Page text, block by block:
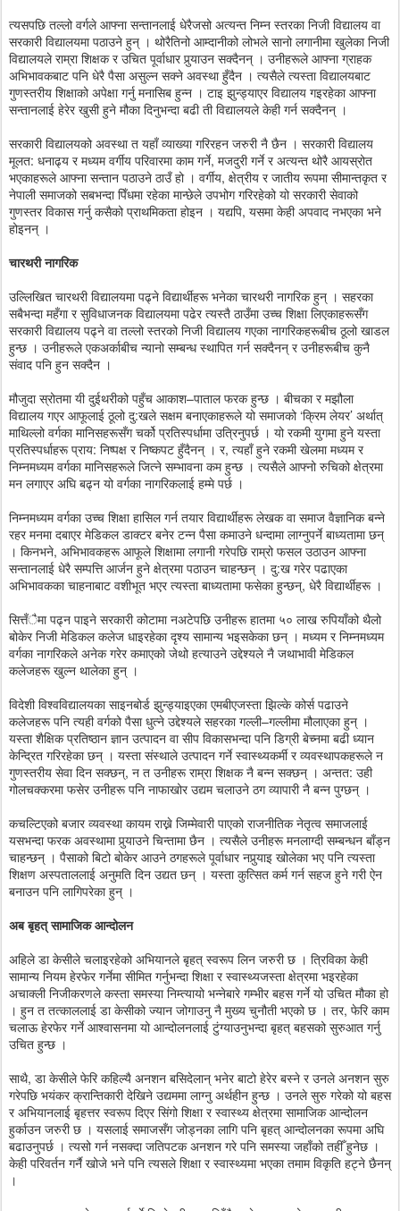
त्यसपछि तल्लो वर्गले आफ्ना सन्तानलाई धेरैजसो अत्यन्त निम्न स्तरका निजी विद्यालय वा
सरकारी विद्यालयमा पठाउने हुन् । थोरैतिनो आम्दानीको लोभले सानो लगानीमा खुलेका निजी
विद्यालयले राम्रा शिक्षक र उचित पूर्वाधार पुर्‍याउन सक्दैनन् । उनीहरूले आफ्ना ग्राहक
अभिभावकबाट पनि धेरै पैसा असुल्न सक्ने अवस्था हुँदैन । त्यसैले त्यस्ता विद्यालयबाट
गुणस्तरीय शिक्षाको अपेक्षा गर्नु मनासिब हुन्न । टाइ झुन्ड्याएर विद्यालय गइरहेका आफ्ना
सन्तानलाई हेरेर खुसी हुने मौका दिनुभन्दा बढी ती विद्यालयले केही गर्न सक्दैनन् ।
सरकारी विद्यालयको अवस्था त यहाँ व्याख्या गरिरहन जरुरी नै छैन । सरकारी विद्यालय
मूलत: धनाढ्य र मध्यम वर्गीय परिवारमा काम गर्ने, मजदुरी गर्ने र अत्यन्त थोरै आयस्रोत
भएकाहरूले आफ्ना सन्तान पठाउने ठाउँ हो । वर्गीय, क्षेत्रीय र जातीय रूपमा सीमान्तकृत र
नेपाली समाजको सबभन्दा पिँधमा रहेका मान्छेले उपभोग गरिरहेको यो सरकारी सेवाको
गुणस्तर विकास गर्नु कसैको प्राथमिकता होइन । यद्यपि, यसमा केही अपवाद नभएका भने
होइनन् ।
चारथरी नागरिक
उल्लिखित चारथरी विद्यालयमा पढ्ने विद्यार्थीहरू भनेका चारथरी नागरिक हुन् । सहरका
सबैभन्दा महँगा र सुविधाजनक विद्यालयमा पढेर त्यस्तै ठाउँमा उच्च शिक्षा लिएकाहरूसँग
सरकारी विद्यालय पढ्ने वा तल्लो स्तरको निजी विद्यालय गएका नागरिकहरूबीच ठूलो खाडल
हुन्छ । उनीहरूले एकअर्काबीच न्यानो सम्बन्ध स्थापित गर्न सक्दैनन् र उनीहरूबीच कुनै
संवाद पनि हुन सक्दैन ।
मौजुदा स्रोतमा यी दुईथरीको पहुँच आकाश–पाताल फरक हुन्छ । बीचका र मझौला
विद्यालय गएर आफूलाई ठूलो दु:खले सक्षम बनाएकाहरूले यो समाजको ‘क्रिम लेयर’ अर्थात्
माथिल्लो वर्गका मानिसहरूसँग चर्को प्रतिस्पर्धामा उत्रिनुपर्छ । यो रकमी युगमा हुने यस्ता
प्रतिस्पर्धाहरू प्राय: निष्पक्ष र निष्कपट हुँदैनन् । र, त्यहाँ हुने रकमी खेलमा मध्यम र
निम्नमध्यम वर्गका मानिसहरूले जित्ने सम्भावना कम हुन्छ । त्यसैले आफ्नो रुचिको क्षेत्रमा
मन लगाएर अघि बढ्न यो वर्गका नागरिकलाई हम्मे पर्छ ।
निम्नमध्यम वर्गका उच्च शिक्षा हासिल गर्न तयार विद्यार्थीहरू लेखक वा समाज वैज्ञानिक बन्ने
रहर मनमा दबाएर मेडिकल डाक्टर बनेर टन्न पैसा कमाउने धन्दामा लाग्नुपर्ने बाध्यतामा छन्
। किनभने, अभिभावकहरू आफूले शिक्षामा लगानी गरेपछि राम्रो फसल उठाउन आफ्ना
सन्तानलाई धेरै सम्पत्ति आर्जन हुने क्षेत्रमा पठाउन चाहन्छन् । दु:ख गरेर पढाएका
अभिभावकका चाहनाबाट वशीभूत भएर त्यस्ता बाध्यतामा फसेका हुन्छन्, धेरै विद्यार्थीहरू ।
सित्तँैमा पढ्न पाइने सरकारी कोटामा नअटेपछि उनीहरू हातमा ५० लाख रुपियाँको थैलो
बोकेर निजी मेडिकल कलेज धाइरहेका दृश्य सामान्य भइसकेका छन् । मध्यम र निम्नमध्यम
वर्गका नागरिकले अनेक गरेर कमाएको जेथो हत्याउने उद्देश्यले नै जथाभावी मेडिकल
कलेजहरू खुल्न थालेका हुन् ।
विदेशी विश्वविद्यालयका साइनबोर्ड झुन्ड्याइएका एमबीएजस्ता झिल्के कोर्स पढाउने
कलेजहरू पनि त्यही वर्गको पैसा धुत्ने उद्देश्यले सहरका गल्ली–गल्लीमा मौलाएका हुन् ।
यस्ता शैक्षिक प्रतिष्ठान ज्ञान उत्पादन वा सीप विकासभन्दा पनि डिग्री बेच्नमा बढी ध्यान
केन्द्रित गरिरहेका छन् । यस्ता संस्थाले उत्पादन गर्ने स्वास्थ्यकर्मी र व्यवस्थापकहरूले न
गुणस्तरीय सेवा दिन सक्छन्, न त उनीहरू राम्रा शिक्षक नै बन्न सक्छन् । अन्तत: उही
गोलचक्करमा फसेर उनीहरू पनि नाफाखोर उद्यम चलाउने ठग व्यापारी नै बन्न पुग्छन् ।
कचल्टिएको बजार व्यवस्था कायम राख्ने जिम्मेवारी पाएको राजनीतिक नेतृत्व समाजलाई
यसभन्दा फरक अवस्थामा पुर्‍याउने चिन्तामा छैन । त्यसैले उनीहरू मनलाग्दी सम्बन्धन बाँड्न
चाहन्छन् । पैसाको बिटो बोकेर आउने ठगहरूले पूर्वाधार नपुर्‍याइ खोलेका भए पनि त्यस्ता
शिक्षण अस्पताललाई अनुमति दिन उद्यत छन् । यस्ता कुत्सित कर्म गर्न सहज हुने गरी ऐन
बनाउन पनि लागिपरेका हुन् ।
अब बृहत् सामाजिक आन्दोलन
अहिले डा केसीले चलाइरहेको अभियानले बृहत् स्वरूप लिन जरुरी छ । त्रिविका केही
सामान्य नियम हेरफेर गर्नेमा सीमित गर्नुभन्दा शिक्षा र स्वास्थ्यजस्ता क्षेत्रमा भइरहेका
अचाक्ली निजीकरणले कस्ता समस्या निम्त्यायो भन्नेबारे गम्भीर बहस गर्ने यो उचित मौका हो
। हुन त तत्काललाई डा केसीको ज्यान जोगाउनु नै मुख्य चुनौती भएको छ । तर, फेरि काम
चलाऊ हेरफेर गर्ने आश्वासनमा यो आन्दोलनलाई टुंग्याउनुभन्दा बृहत् बहसको सुरुआत गर्नु
उचित हुन्छ ।
साथै, डा केसीले फेरि कहिल्यै अनशन बसिदेलान् भनेर बाटो हेरेर बस्ने र उनले अनशन सुरु
गरेपछि भयंकर क्रान्तिकारी देखिने उद्यममा लाग्नु अर्थहीन हुन्छ । उनले सुरु गरेको यो बहस
र अभियानलाई बृहत्तर स्वरूप दिएर सिंगो शिक्षा र स्वास्थ्य क्षेत्रमा सामाजिक आन्दोलन
हुर्काउन जरुरी छ । यसलाई समाजसँग जोड्नका लागि पनि बृहत् आन्दोलनका रूपमा अघि
बढाउनुपर्छ । त्यसो गर्न नसक्दा जतिपटक अनशन गरे पनि समस्या जहाँको तहीँ हुनेछ ।
केही परिवर्तन गर्नै खोजे भने पनि त्यसले शिक्षा र स्वास्थ्यमा भएका तमाम विकृति हट्ने छैनन्
।